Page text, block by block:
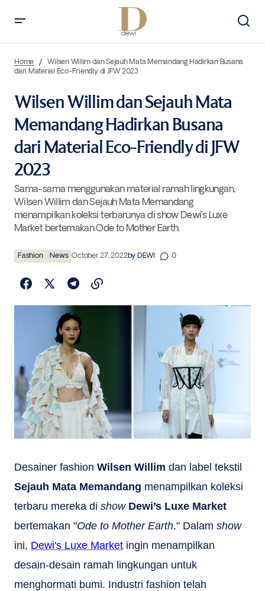
Material Eco-Friendly di JFW 2023
Home
Wilsen Willim dan Sejauh Mata Memandang Hadirkan Busana
dari Material Eco-Friendly di JFW 2023
Wilsen Willim dan Sejauh Mata
Memandang Hadirkan Busana
dari Material Eco-Friendly di JFW
2023
Sama-sama menggunakan material ramah lingkungan,
Wilsen Willim dan Sejauh Mata Memandang
menampilkan koleksi terbarunya di show Dewi’s Luxe
Market bertemakan Ode to Mother Earth.
Fashion News October 27, 2022by DEWI 0
Desainer fashion Wilsen Willim dan label tekstil
Sejauh Mata Memandang menampilkan koleksi
terbaru mereka di show Dewi’s Luxe Market
bertemakan "Ode to Mother Earth." Dalam show
ini, Dewi's Luxe Market ingin menampilkan
desain-desain ramah lingkungan untuk
menghormati bumi. Industri fashion telah